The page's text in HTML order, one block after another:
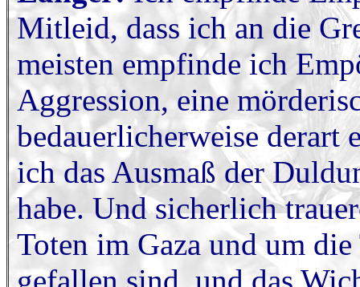
Mitleid, dass ich an die
meisten empfinde ich
Aggression, eine
bedauerlicherweise derart
ich das Ausmaß der
habe. Und sicherlich
Toten im Gaza und um